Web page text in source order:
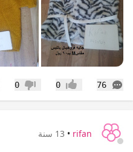
76
التعليقات إعجاب0 عدم إعجاب
0
rifan
• 13 سنة